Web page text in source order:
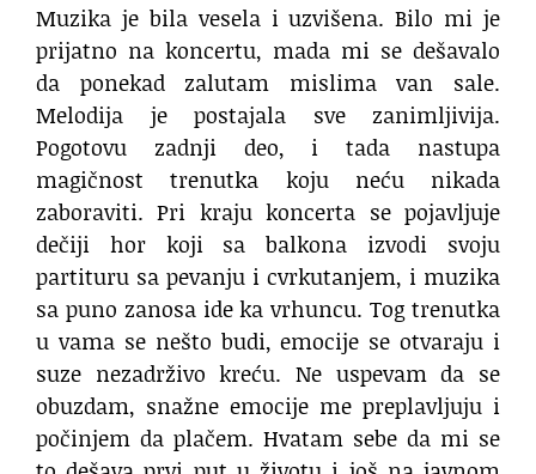
Muzika je bila vesela i uzvišena. Bilo mi je
prijatno na koncertu, mada mi se dešavalo
da ponekad zalutam mislima van sale.
Melodija je postajala sve zanimljivija.
Pogotovu zadnji deo, i tada nastupa
magičnost trenutka koju neću nikada
zaboraviti. Pri kraju koncerta se pojavljuje
dečiji hor koji sa balkona izvodi svoju
partituru sa pevanju i cvrkutanjem, i muzika
sa puno zanosa ide ka vrhuncu. Tog trenutka
u vama se nešto budi, emocije se otvaraju i
suze nezadrživo kreću. Ne uspevam da se
obuzdam, snažne emocije me preplavljuju i
počinjem da plačem. Hvatam sebe da mi se